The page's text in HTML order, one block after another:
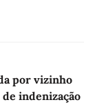
por vizinho
indenização